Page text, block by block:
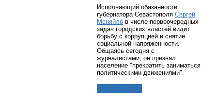
Исполняющий обязанности
губернатора Севастополя Сергей
Меняйло в числе первоочередных
задач городских властей видит
борьбу с коррупцией и снятие
социальной напряженности.
Общаясь сегодня с
журналистами, он призвал
население "прекратить заниматься
политическими движениями".